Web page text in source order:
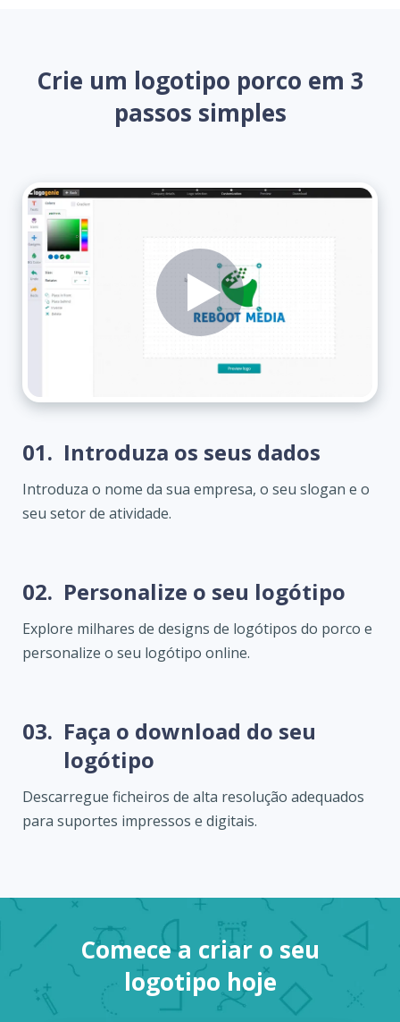
Crie um logotipo porco em 3
passos simples
01. Introduza os seus dados
Introduza o nome da sua empresa, o seu slogan e o
seu setor de atividade.
02. Personalize o seu logótipo
Explore milhares de designs de logótipos do porco e
personalize o seu logótipo online.
03. Faça o download do seu
logótipo
Descarregue ficheiros de alta resolução adequados
para suportes impressos e digitais.
Comece a criar o seu
logotipo hoje